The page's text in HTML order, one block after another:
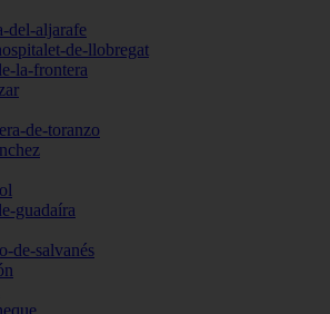
del-aljarafe
de-llobregat
la-frontera
de-toranzo
guadaíra
de-salvanés